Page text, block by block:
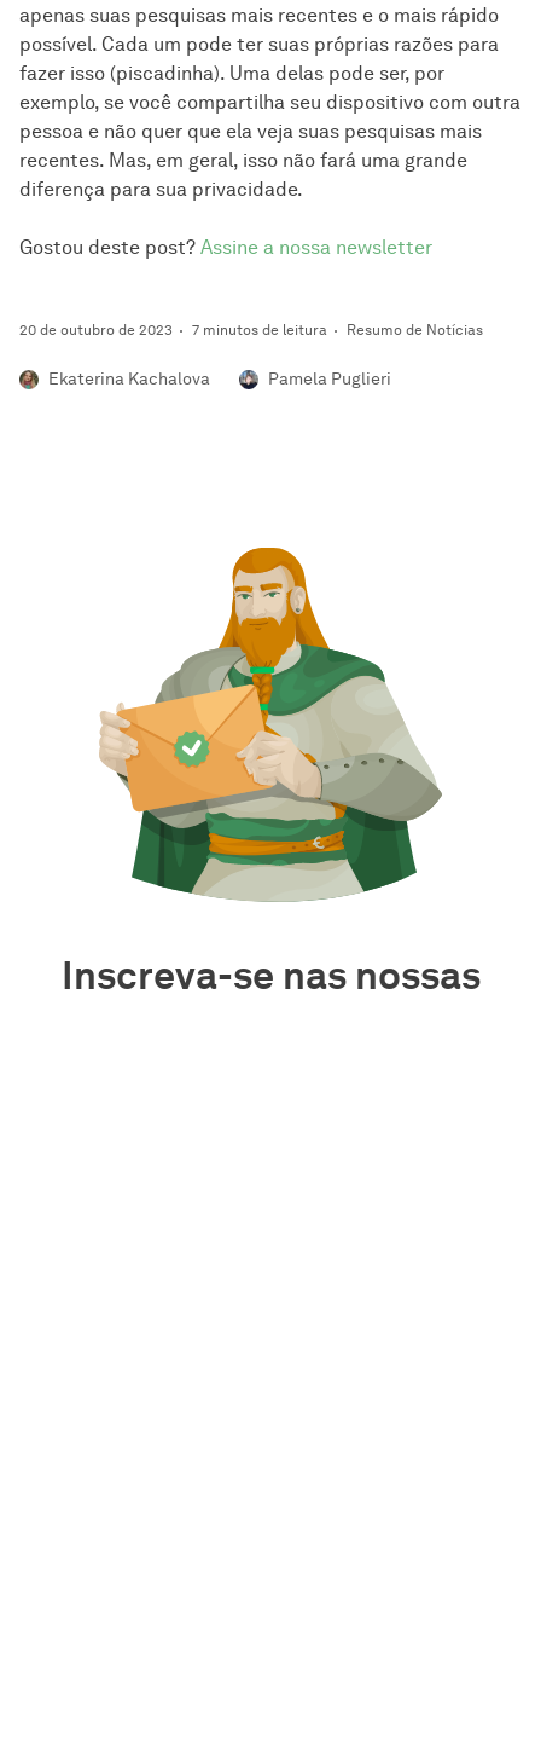
apenas suas pesquisas mais recentes e o mais rápido
possível. Cada um pode ter suas próprias razões para
fazer isso (piscadinha). Uma delas pode ser, por
exemplo, se você compartilha seu dispositivo com outra
pessoa e não quer que ela veja suas pesquisas mais
recentes. Mas, em geral, isso não fará uma grande
diferença para sua privacidade.
Gostou deste post? Assine a nossa newsletter
20 de outubro de 2023 7 minutos de leitura Resumo de Notícias
Ekaterina Kachalova Pamela Puglieri
Inscreva-se nas nossas